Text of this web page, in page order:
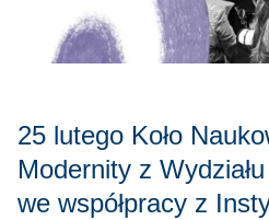
25 lutego Koło
Modernity z
we współpracy z